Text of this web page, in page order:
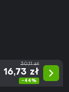
30,11 zł
16,73 zł
-44%